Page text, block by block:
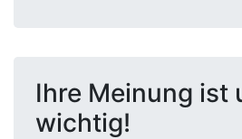
Ihre Meinung ist
wichtig!